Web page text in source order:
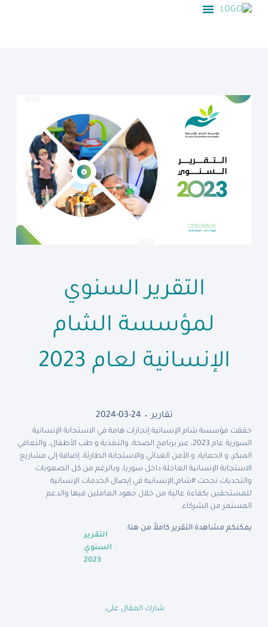
التقرير السنوي
لمؤسسة الشام
الإنسانية لعام 2023
تقارير 2024-03-24
حققت مؤسسة شام الإنسانية إنجازات هامة في الاستجابة الإنسانية
السورية عام 2023، عبر برنامج الصحة، والتغذية و طب الأطفال، والتعافي
المبكر، و الحماية، و الأمن الغذائي والاستجابة الطارئة، إضافة إلى مشاريع
الاستجابة الإنسانية العاجلة داخل سوريا، وبالرغم من كل الصعوبات
والتحديات نجحت #شام_الإنسانية في إيصال الخدمات الإنسانية
للمستحقين بكفاءة عالية من خلال جهود العاملين فيها والدعم
المستمر من الشركاء.
يمكنكم مشاهدة التقرير كاملاً من هنا:
التقرير
السنوي
2023
شارك المقال على: